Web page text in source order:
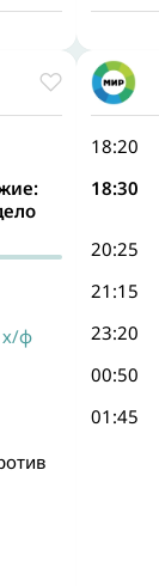
х/ф
18:20
18:30
20:25
21:15
23:20
00:50
01:45